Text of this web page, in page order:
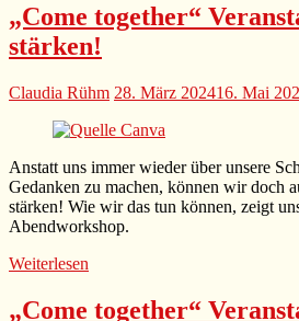
„Come together“
stärken!
Claudia Rühm 28. März 202416. Mai
Anstatt uns immer wieder über unsere
Gedanken zu machen, können wir doch
stärken! Wie wir das tun können, zeigt
Abendworkshop.
Weiterlesen
„Come together“